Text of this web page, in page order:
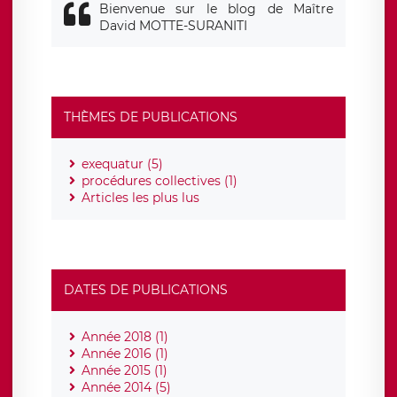
Bienvenue sur le blog de Maître
David MOTTE-SURANITI
THÈMES DE PUBLICATIONS
exequatur (5)
procédures collectives (1)
Articles les plus lus
DATES DE PUBLICATIONS
Année 2018 (1)
Année 2016 (1)
Année 2015 (1)
Année 2014 (5)